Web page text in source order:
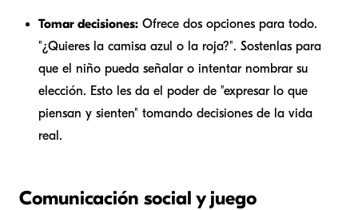
Tomar decisiones: Ofrece dos opciones para todo.
"¿Quieres la camisa azul o la roja?". Sostenlas para
que el niño pueda señalar o intentar nombrar su
elección. Esto les da el poder de "expresar lo que
piensan y sienten" tomando decisiones de la vida
real.
Comunicación social y juego